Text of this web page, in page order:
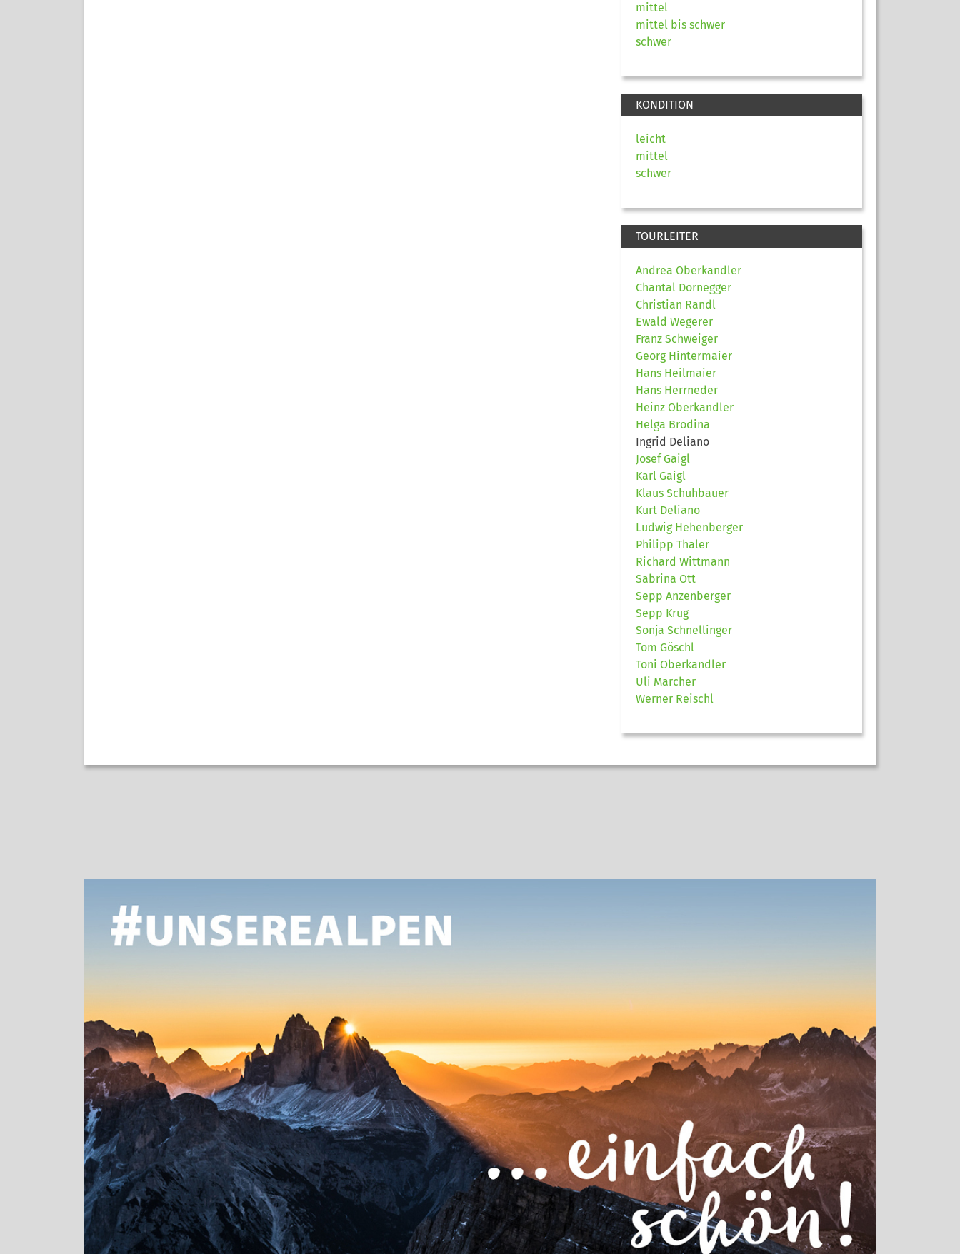
mittel
mittel bis schwer
schwer
KONDITION
leicht
mittel
schwer
TOURLEITER
Andrea Oberkandler
Chantal Dornegger
Christian Randl
Ewald Wegerer
Franz Schweiger
Georg Hintermaier
Hans Heilmaier
Hans Herrneder
Heinz Oberkandler
Helga Brodina
Ingrid Deliano
Josef Gaigl
Karl Gaigl
Klaus Schuhbauer
Kurt Deliano
Ludwig Hehenberger
Philipp Thaler
Richard Wittmann
Sabrina Ott
Sepp Anzenberger
Sepp Krug
Sonja Schnellinger
Tom Göschl
Toni Oberkandler
Uli Marcher
Werner Reischl